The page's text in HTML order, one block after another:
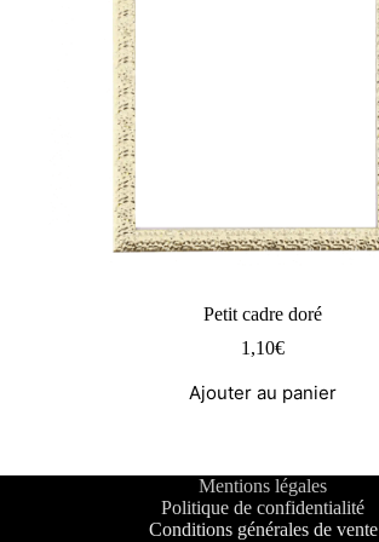
Petit cadre doré
1,10€
Ajouter au panier
Mentions légales
Politique de confidentialité
Conditions générales de vente